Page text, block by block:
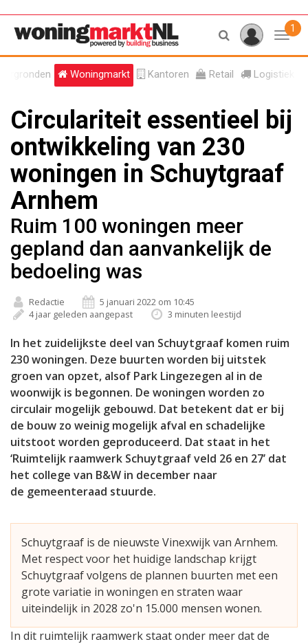
1
Woningmarkt Kantoren Retail Logistiek
Circulariteit essentieel bij
ontwikkeling van 230
woningen in Schuytgraaf
Arnhem
Ruim 100 woningen meer
gepland dan aanvankelijk de
bedoeling was
Redactie
5 januari 2022 om 10:45
4 jaar geleden aangepast
3 minuten leestijd
In het zuidelijkste deel van Schuytgraaf komen ruim
230 woningen. Deze buurten worden bij uitstek
groen van opzet, alsof Park Lingezegen al in de
woonwijk is begonnen. De woningen worden zo
circulair mogelijk gebouwd. Dat betekent dat er bij
de bouw zo weinig mogelijk afval en schadelijke
uitstoot worden geproduceerd. Dat staat in het
‘Ruimtelijk raamwerk Schuytgraaf veld 26 en 27’ dat
het college van B&W in december naar
de gemeenteraad stuurde.
Schuytgraaf is de nieuwste Vinexwijk van Arnhem.
Met respect voor het huidige landschap krijgt
Schuytgraaf volgens de plannen buurten met een
grote variatie in woningen en straten waar
uiteindelijk in 2028 zo'n 15.000 mensen wonen.
In dit ruimtelijk raamwerk staat onder meer dat de